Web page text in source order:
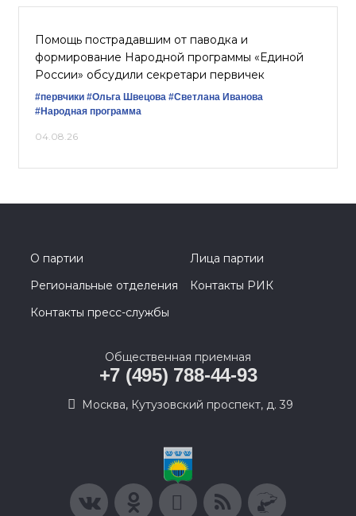
Помощь пострадавшим от паводка и
формирование Народной программы «Единой
России» обсудили секретари первичек
#первчики #Ольга Швецова #Светлана Иванова
#Народная программа
04.08.26
О партии
Лица партии
Региональные отделения
Контакты РИК
Контакты пресс-службы
Общественная приемная
+7 (495) 788-44-93
Москва, Кутузовский проспект, д. 39